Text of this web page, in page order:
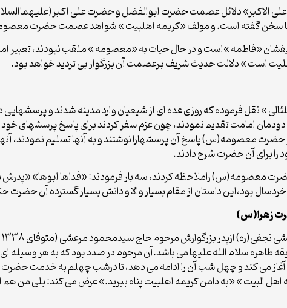
الاکبر» دلائل عصمت حضرت ابوالفضل و حضرت علی
سخن گفته است. و مولف «کریمه اهلبیت » شواهد عصمت حضرت
«فاطمه »است و در حال حیات به «معصومه » ملقب نبودند، تعبیر
است » دلالت حدیث شریف برعصمت آن بزرگوار بی تردید خواهد بود.
» نقل فرموده که روزی عده ای از شیعیان وارد مدینه شدند و
امامت تقدیم نمودند، چون عزم سفر کردند برای پاسخ پرسشهای
حضرت معصومه(س) پاسخ آن پرسشهارا نوشتند و به آنها تسلیم نمودند،
را برای آن حضرت شرح دادند.
معصومه(س) راملاحظه کردند، سه بار فرمودند: «فداها ابوها» «پدرش
بود،این داستان از مقام بسیار والا و دانش بسیار گسترده آن حضرت
طاهره سلام الله علیها می باشد.آن مرحوم در صدد بود که به هر
آغاز می کند و چهل شب آن را ادامه می دهد، تا درشب چهلم به خدمت
البیت » «به دامن کریمه اهلبیت پناه ببرید.» عرض می کند: بلی من هم